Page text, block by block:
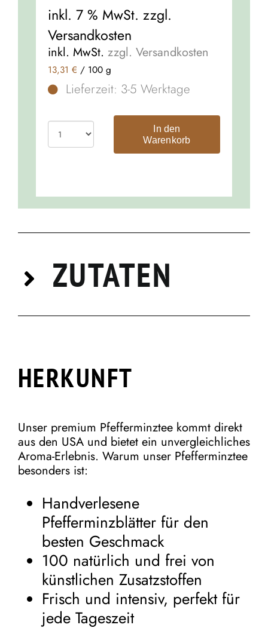
inkl. 7 % MwSt. zzgl.
Versandkosten
inkl. MwSt. zzgl. Versandkosten
13,31 € / 100 g
Lieferzeit: 3-5 Werktage
In den
Warenkorb
ZUTATEN
HERKUNFT
Unser premium Pfefferminztee kommt direkt
aus den USA und bietet ein unvergleichliches
Aroma-Erlebnis. Warum unser Pfefferminztee
besonders ist:
Handverlesene
Pfefferminzblätter für den
besten Geschmack
100 natürlich und frei von
künstlichen Zusatzstoffen
Frisch und intensiv, perfekt für
jede Tageszeit